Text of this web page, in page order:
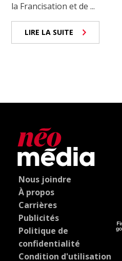
la Francisation et de ...
LIRE LA SUITE
Nous joindre
À propos
Carrières
Publicités
Politique de
confidentialité
Condition d'utilisation